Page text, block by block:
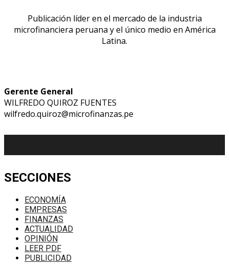
Publicación líder en el mercado de la industria
microfinanciera peruana y el único medio en América
Latina.
Gerente General
WILFREDO QUIROZ FUENTES
wilfredo.quiroz@microfinanzas.pe
SECCIONES
ECONOMÍA
EMPRESAS
FINANZAS
ACTUALIDAD
OPINIÓN
LEER PDF
PUBLICIDAD